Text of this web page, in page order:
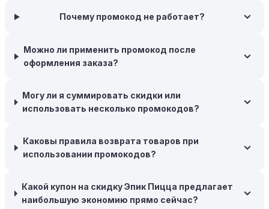
время межсезонных распродаж, когда магазины
предлагают большие скидки, чтобы освободить
товары на следующий сезон, когда они будут в
продаже.
интернет-магазинов часто предлагают бесплатную
доставку, что позволяет сэкономить. Некоторые
заказе на сумму, превышающую определенную,
поэтому рассмотрите возможность покупки
Следите за социальными сетями:Следите за Эпик
Пицца в социальных сетях, таких как VK, Facebook или
Почему промокод не работает?
Можно ли применить промокод после
оформления заказа?
Могу ли я суммировать скидки или
использовать несколько промокодов?
Каковы правила возврата товаров при
использовании промокодов?
Какой купон на скидку Эпик Пицца предлагает
наибольшую экономию прямо сейчас?